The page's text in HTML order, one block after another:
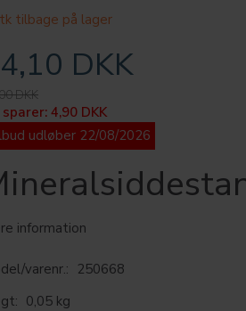
tilbage på lager
DKK
DKK
sparer: 4,90 DKK
udløber 22/08/2026
information
varenr.: 250668
0,05 kg